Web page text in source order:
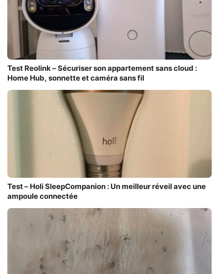
Test Reolink – Sécuriser son appartement sans cloud :
Home Hub, sonnette et caméra sans fil
Test – Holi SleepCompanion : Un meilleur réveil avec une
ampoule connectée